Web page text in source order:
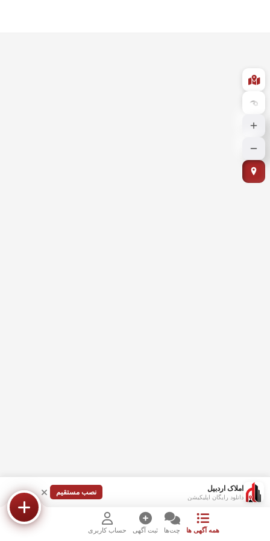
املاک اردبیل
دانلود رایگان اپلیکیشن
نصب مستقیم
همه آگهی ها چت‌ها ثبت آگهی حساب کاربری